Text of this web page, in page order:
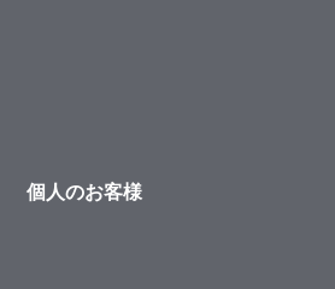
個人のお客様